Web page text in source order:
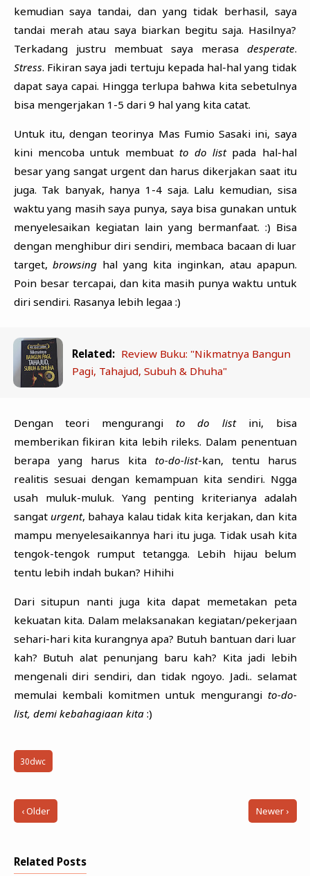
kemudian saya tandai, dan yang tidak berhasil, saya
tandai merah atau saya biarkan begitu saja. Hasilnya?
Terkadang justru membuat saya merasa desperate.
Stress. Fikiran saya jadi tertuju kepada hal-hal yang tidak
dapat saya capai. Hingga terlupa bahwa kita sebetulnya
bisa mengerjakan 1-5 dari 9 hal yang kita catat.
Untuk itu, dengan teorinya Mas Fumio Sasaki ini, saya
kini mencoba untuk membuat to do list pada hal-hal
besar yang sangat urgent dan harus dikerjakan saat itu
juga. Tak banyak, hanya 1-4 saja. Lalu kemudian, sisa
waktu yang masih saya punya, saya bisa gunakan untuk
menyelesaikan kegiatan lain yang bermanfaat. :) Bisa
dengan menghibur diri sendiri, membaca bacaan di luar
target,browsing hal yang kita inginkan, atau apapun.
Poin besar tercapai, dan kita masih punya waktu untuk
diri sendiri. Rasanya lebih legaa :)
Related: Review Buku: "Nikmatnya Bangun
Pagi, Tahajud, Subuh & Dhuha"
Dengan teori mengurangito do listini, bisa
memberikan fikiran kita lebih rileks. Dalam penentuan
berapa yang harus kita to-do-list-kan, tentu harus
realitis sesuai dengan kemampuan kita sendiri. Ngga
usah muluk-muluk. Yang penting kriterianya adalah
sangat urgent, bahaya kalau tidak kita kerjakan, dan kita
mampu menyelesaikannya hari itu juga. Tidak usah kita
tengok-tengok rumput tetangga. Lebih hijau belum
tentu lebih indah bukan? Hihihi
Dari situpun nanti juga kita dapat memetakan peta
kekuatan kita. Dalam melaksanakan kegiatan/pekerjaan
sehari-hari kita kurangnya apa? Butuh bantuan dari luar
kah? Butuh alat penunjang baru kah? Kita jadi lebih
mengenali diri sendiri, dan tidak ngoyo. Jadi.. selamat
memulai kembali komitmen untuk mengurangito-do-
list, demi kebahagiaan kita:)
30dwc
‹ Older Newer ›
Related Posts